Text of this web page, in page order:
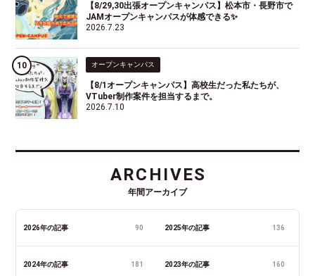
【8/29,30出張オープンキャンパス】松本市・長野市で
JAMオープンキャンパスが体感できる✨
2026.7.23
オープンキャンパス
【8/1オープンキャンパス】高校生だった私たちが、
VTuber制作案件を担当するまで。
2026.7.10
ARCHIVES
年間アーカイブ
2026年の記事 90 2025年の記事 136
2024年の記事 181 2023年の記事 160